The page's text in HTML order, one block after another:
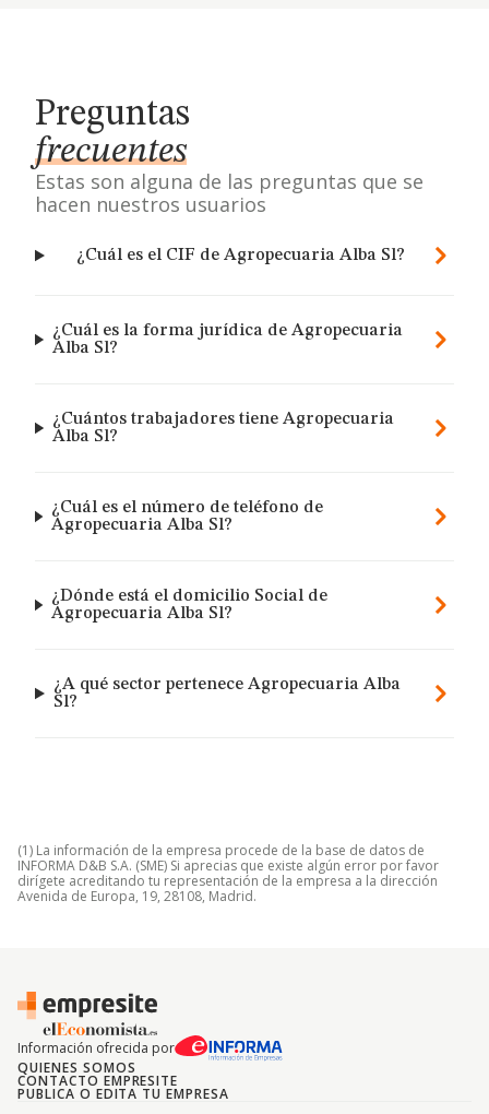
Preguntas
frecuentes
Estas son alguna de las preguntas que se
hacen nuestros usuarios
¿Cuál es el CIF de Agropecuaria Alba Sl?
¿Cuál es la forma jurídica de Agropecuaria
Alba Sl?
¿Cuántos trabajadores tiene Agropecuaria
Alba Sl?
¿Cuál es el número de teléfono de
Agropecuaria Alba Sl?
¿Dónde está el domicilio Social de
Agropecuaria Alba Sl?
¿A qué sector pertenece Agropecuaria Alba
Sl?
(1) La información de la empresa procede de la base de datos de
INFORMA D&B S.A. (SME) Si aprecias que existe algún error por favor
dirígete acreditando tu representación de la empresa a la dirección
Avenida de Europa, 19, 28108, Madrid.
Información ofrecida por
QUIENES SOMOS
CONTACTO EMPRESITE
PUBLICA O EDITA TU EMPRESA